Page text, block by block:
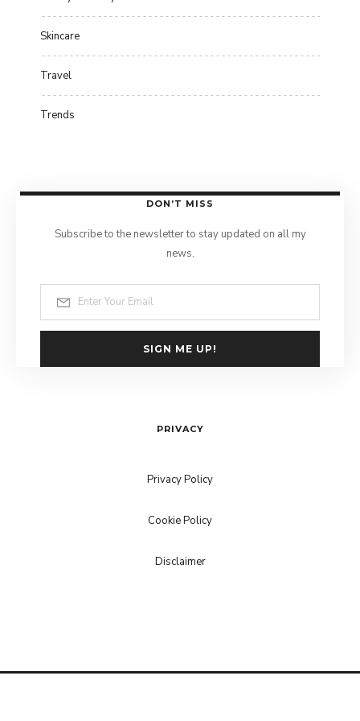
Skincare
Travel
Trends
DON’T MISS
Subscribe to the newsletter to stay updated on all my
news.
SIGN ME UP!
PRIVACY
Privacy Policy
Cookie Policy
Disclaimer